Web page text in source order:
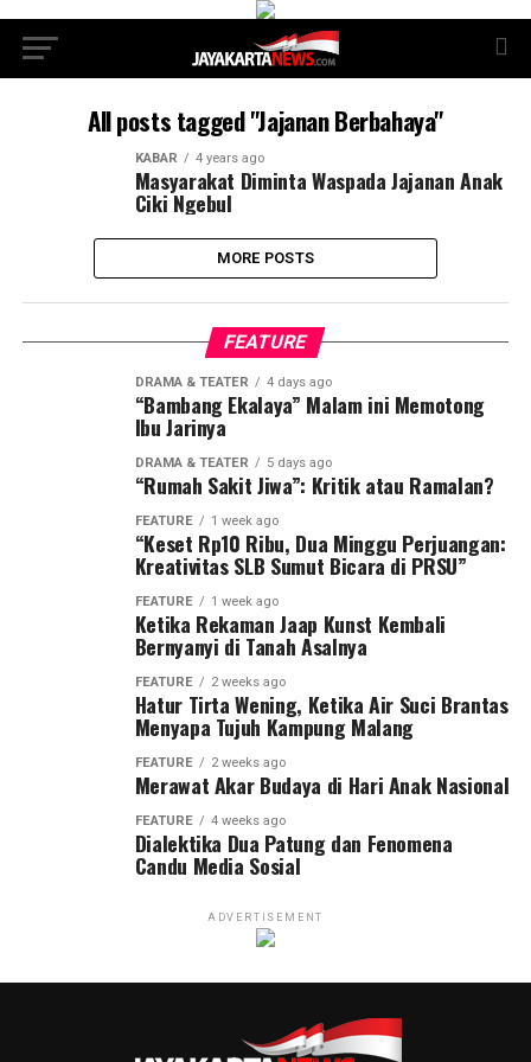
All posts tagged "Jajanan Berbahaya"
KABAR 4 years ago
Masyarakat Diminta Waspada Jajanan Anak
Ciki Ngebul
MORE POSTS
FEATURE
DRAMA & TEATER 4 days ago
“Bambang Ekalaya” Malam ini Memotong
Ibu Jarinya
DRAMA & TEATER 5 days ago
“Rumah Sakit Jiwa”: Kritik atau Ramalan?
FEATURE 1 week ago
“Keset Rp10 Ribu, Dua Minggu Perjuangan:
Kreativitas SLB Sumut Bicara di PRSU”
FEATURE 1 week ago
Ketika Rekaman Jaap Kunst Kembali
Bernyanyi di Tanah Asalnya
FEATURE 2 weeks ago
Hatur Tirta Wening, Ketika Air Suci Brantas
Menyapa Tujuh Kampung Malang
FEATURE 2 weeks ago
Merawat Akar Budaya di Hari Anak Nasional
FEATURE 4 weeks ago
Dialektika Dua Patung dan Fenomena
Candu Media Sosial
ADVERTISEMENT